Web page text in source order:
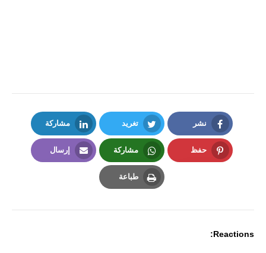
نشر
Facebook
تغريد
Twitter
مشاركة
LinkedIn
حفظ مشاركة
Whatsapp
إرسال
طباعة
Reactions: